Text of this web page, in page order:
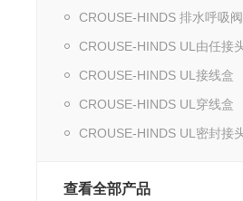
CROUSE-HINDS 排水呼吸阀
CROUSE-HINDS UL由任接
CROUSE-HINDS UL接线盒
CROUSE-HINDS UL穿线盒
CROUSE-HINDS UL密封接
查看全部产品